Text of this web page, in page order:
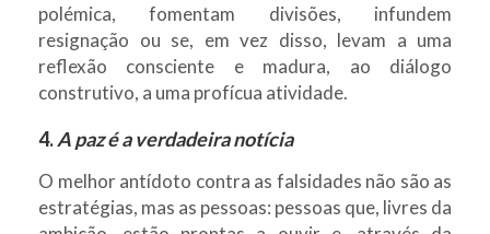
polémica, fomentam divisões, infundem
resignação ou se, em vez disso, levam a uma
reflexão consciente e madura, ao diálogo
construtivo, a uma profícua atividade.
4.A paz é a verdadeira notícia
O melhor antídoto contra as falsidades não são as
estratégias, mas as pessoas: pessoas que, livres da